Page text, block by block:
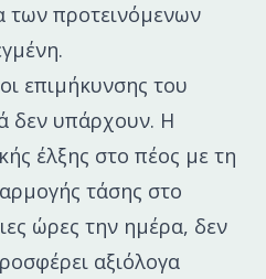
των προτεινόμενων
επιμήκυνσης του
δεν υπάρχουν. H
έλξης στο πέος με τη
τάσης στο
ώρες την ημέρα, δεν
αξιόλογα